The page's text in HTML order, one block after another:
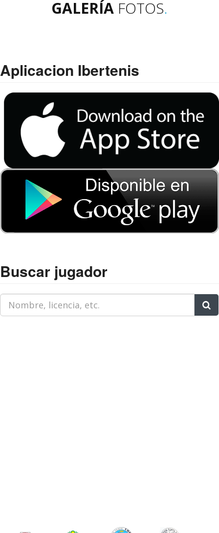
GALERÍA FOTOS.
Aplicacion Ibertenis
Buscar jugador